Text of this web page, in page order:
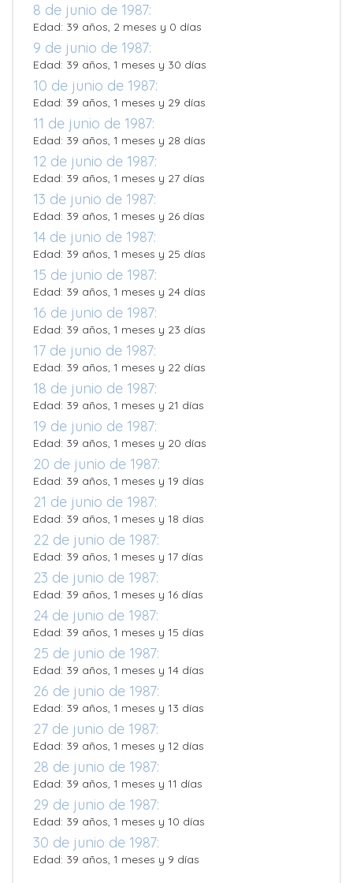
8 de junio de 1987:
Edad: 39 años, 2 meses y 0 días
9 de junio de 1987:
Edad: 39 años, 1 meses y 30 días
10 de junio de 1987:
Edad: 39 años, 1 meses y 29 días
11 de junio de 1987:
Edad: 39 años, 1 meses y 28 días
12 de junio de 1987:
Edad: 39 años, 1 meses y 27 días
13 de junio de 1987:
Edad: 39 años, 1 meses y 26 días
14 de junio de 1987:
Edad: 39 años, 1 meses y 25 días
15 de junio de 1987:
Edad: 39 años, 1 meses y 24 días
16 de junio de 1987:
Edad: 39 años, 1 meses y 23 días
17 de junio de 1987:
Edad: 39 años, 1 meses y 22 días
18 de junio de 1987:
Edad: 39 años, 1 meses y 21 días
19 de junio de 1987:
Edad: 39 años, 1 meses y 20 días
20 de junio de 1987:
Edad: 39 años, 1 meses y 19 días
21 de junio de 1987:
Edad: 39 años, 1 meses y 18 días
22 de junio de 1987:
Edad: 39 años, 1 meses y 17 días
23 de junio de 1987:
Edad: 39 años, 1 meses y 16 días
24 de junio de 1987:
Edad: 39 años, 1 meses y 15 días
25 de junio de 1987:
Edad: 39 años, 1 meses y 14 días
26 de junio de 1987:
Edad: 39 años, 1 meses y 13 días
27 de junio de 1987:
Edad: 39 años, 1 meses y 12 días
28 de junio de 1987:
Edad: 39 años, 1 meses y 11 días
29 de junio de 1987:
Edad: 39 años, 1 meses y 10 días
30 de junio de 1987:
Edad: 39 años, 1 meses y 9 días